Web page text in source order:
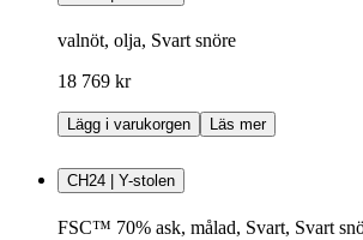
valnöt, olja, Svart snöre
18 769 kr
Lägg i varukorgen Läs mer
CH24 | Y-stolen
FSC™ 70% ask, målad, Svart, Svart